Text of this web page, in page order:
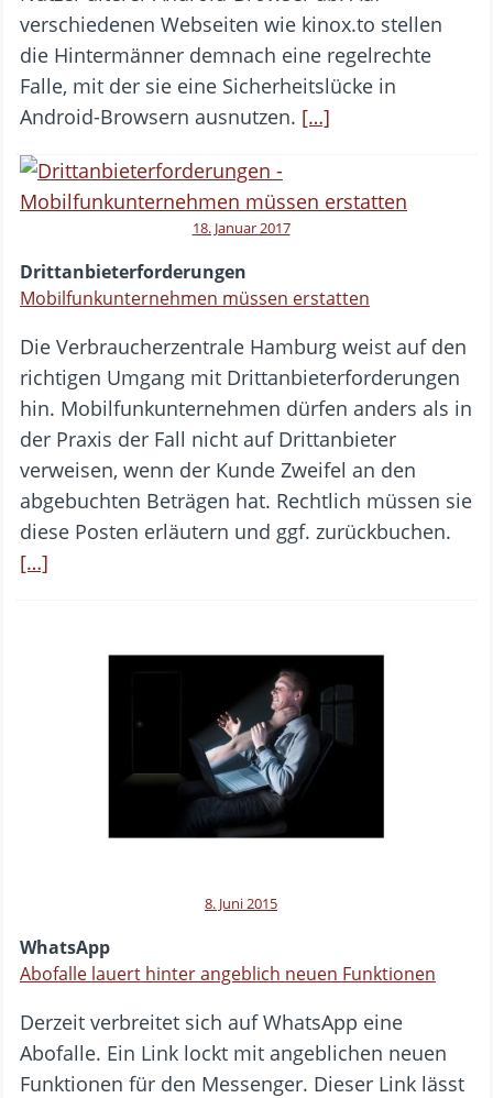
verschiedenen Webseiten wie kinox.to stellen
die Hintermänner demnach eine regelrechte
Falle, mit der sie eine Sicherheitslücke in
Android-Browsern ausnutzen. […]
18. Januar 2017
Drittanbieterforderungen
Mobilfunkunternehmen müssen erstatten
Die Verbraucherzentrale Hamburg weist auf den
richtigen Umgang mit Drittanbieterforderungen
hin. Mobilfunkunternehmen dürfen anders als in
der Praxis der Fall nicht auf Drittanbieter
verweisen, wenn der Kunde Zweifel an den
abgebuchten Beträgen hat. Rechtlich müssen sie
diese Posten erläutern und ggf. zurückbuchen.
[…]
8. Juni 2015
WhatsApp
Abofalle lauert hinter angeblich neuen Funktionen
Derzeit verbreitet sich auf WhatsApp eine
Abofalle. Ein Link lockt mit angeblichen neuen
Funktionen für den Messenger. Dieser Link lässt